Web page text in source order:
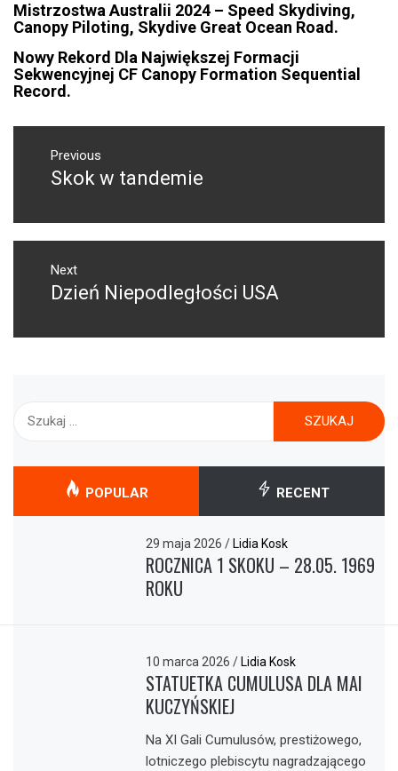
Mistrzostwa Australii 2024 – Speed Skydiving,
Canopy Piloting, Skydive Great Ocean Road.
Nowy Rekord Dla Największej Formacji
Sekwencyjnej CF Canopy Formation Sequential
Record.
NAWIGACJA
WPISUPrevious
Previous
Skok w tandemie
Next
Next
Dzień Niepodległości USA
POPULAR RECENT
29 maja 2026/ Lidia Kosk
ROCZNICA 1 SKOKU – 28.05. 1969
ROKU
10 marca 2026/ Lidia Kosk
STATUETKA CUMULUSA DLA MAI
KUCZYŃSKIEJ
Na XI Gali Cumulusów, prestiżowego,
lotniczego plebiscytu nagradzającego